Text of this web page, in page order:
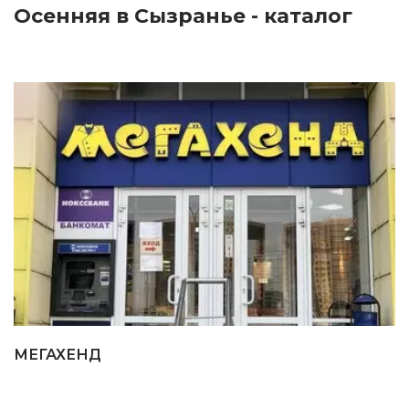
Осенняя в Сызранье - каталог
МЕГАХЕНД